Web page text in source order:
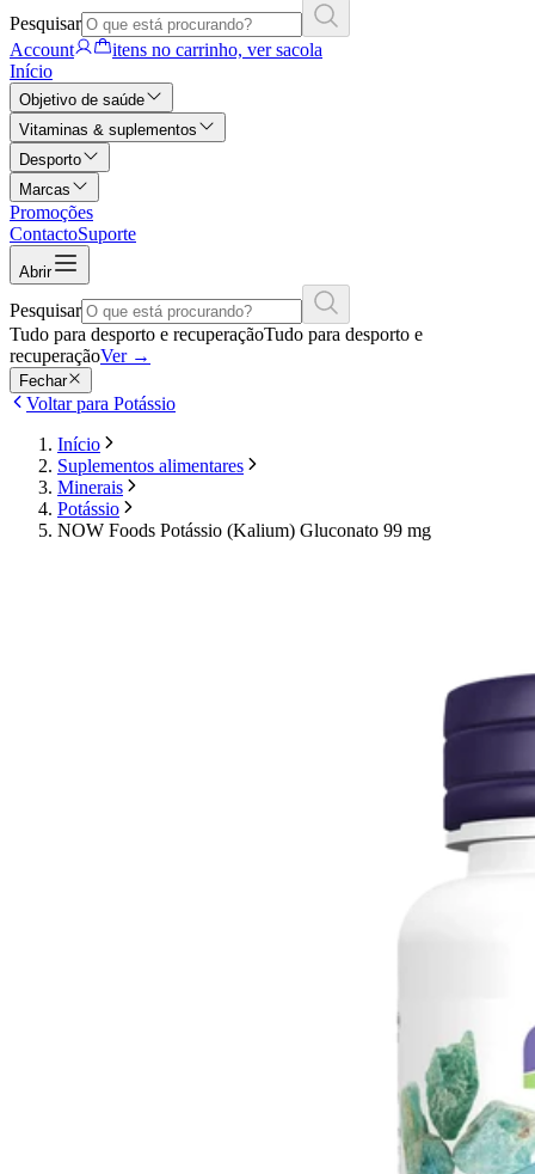
Pesquisar
Account
itens no carrinho, ver sacola
Início
Objetivo de saúde
Vitaminas & suplementos
Desporto
Marcas
Promoções
ContactoSuporte
Abrir
Pesquisar
Tudo para desporto e recuperaçãoTudo para desporto e
recuperaçãoVer →
Fechar
Voltar para Potássio
Início
Suplementos alimentares
Minerais
Potássio
NOW Foods Potássio (Kalium) Gluconato 99 mg